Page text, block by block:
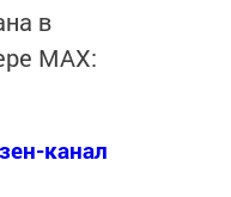
в
MАХ:
канал